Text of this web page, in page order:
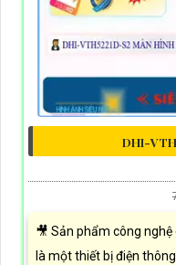
DHI-
🎥 Sản phẩm công
là một thiết bị điện